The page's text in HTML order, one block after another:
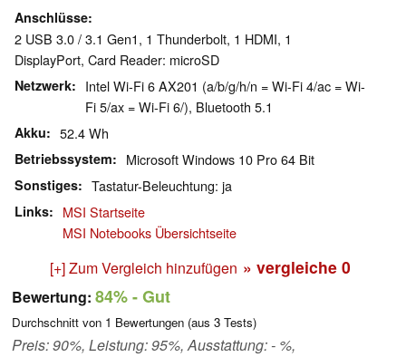
Anschlüsse
2 USB 3.0 / 3.1 Gen1, 1 Thunderbolt, 1 HDMI, 1
DisplayPort, Card Reader: microSD
Netzwerk
Intel Wi-Fi 6 AX201 (a/b/g/h/n = Wi-Fi 4/ac = Wi-
Fi 5/ax = Wi-Fi 6/), Bluetooth 5.1
Akku 52.4 Wh
Betriebssystem Microsoft Windows 10 Pro 64 Bit
Sonstiges Tastatur-Beleuchtung: ja
Links
MSI Startseite
MSI Notebooks Übersichtseite
[+] Zum Vergleich hinzufügen » vergleiche 0
Bewertung: 84%- Gut
Durchschnitt von 1 Bewertungen (aus 3 Tests)
Preis: 90%, Leistung: 95%, Ausstattung: - %,